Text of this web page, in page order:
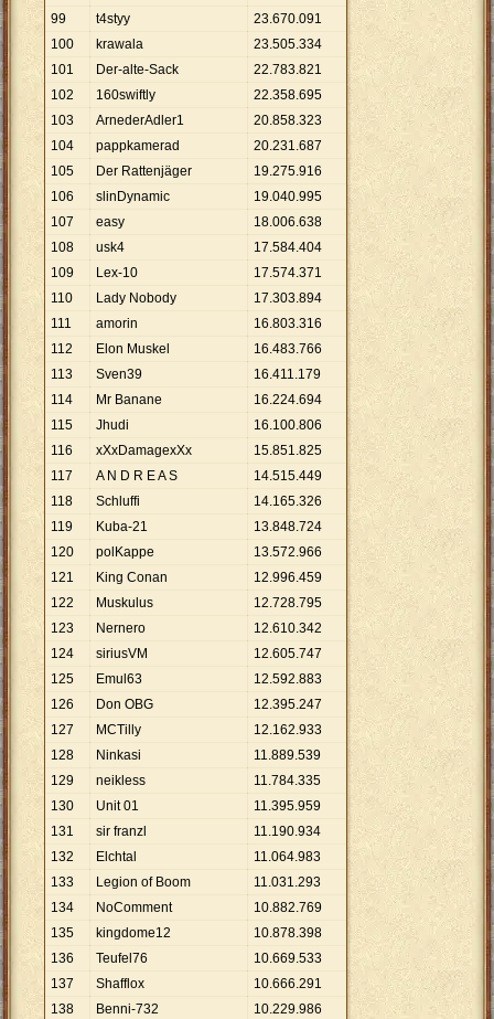
99
t4styy 23.670.091
100
krawala 23.505.334
101
Der-alte-Sack 22.783.821
102
160swiftly 22.358.695
103
ArnederAdler1 20.858.323
104
pappkamerad 20.231.687
105
Der Rattenjäger 19.275.916
106
slinDynamic 19.040.995
107
easy 18.006.638
108
usk4 17.584.404
109
Lex-10 17.574.371
110
Lady Nobody 17.303.894
111
amorin 16.803.316
112
Elon Muskel 16.483.766
113
Sven39 16.411.179
114
Mr Banane 16.224.694
115
Jhudi 16.100.806
116
xXxDamagexXx 15.851.825
117
A N D R E A S 14.515.449
118
Schluffi 14.165.326
119
Kuba-21 13.848.724
120
polKappe 13.572.966
121
King Conan 12.996.459
122
Muskulus 12.728.795
123
Nernero 12.610.342
124
siriusVM 12.605.747
125
Emul63 12.592.883
126
Don OBG 12.395.247
127
MCTilly 12.162.933
128
Ninkasi 11.889.539
129
neikless 11.784.335
130
Unit 01 11.395.959
131
sir franzl 11.190.934
132
Elchtal 11.064.983
133
Legion of Boom 11.031.293
134
NoComment 10.882.769
135
kingdome12 10.878.398
136
Teufel76 10.669.533
137
Shafflox 10.666.291
138
Benni-732 10.229.986